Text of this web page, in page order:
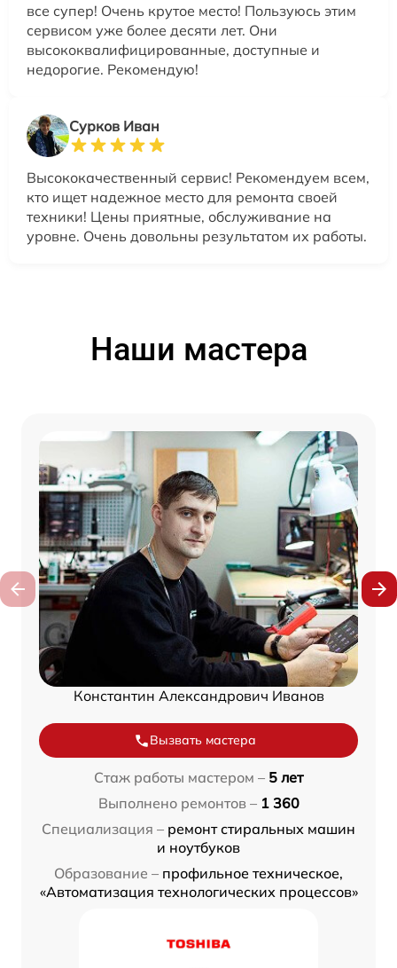
все супер! Очень крутое место! Пользуюсь этим
сервисом уже более десяти лет. Они
высококвалифицированные, доступные и
недорогие. Рекомендую!
Сурков Иван
Высококачественный сервис! Рекомендуем всем,
кто ищет надежное место для ремонта своей
техники! Цены приятные, обслуживание на
уровне. Очень довольны результатом их работы.
Наши мастера
Константин Александрович Иванов
Вызвать мастера
Стаж работы мастером – 5 лет
Выполнено ремонтов – 1 360
Специализация – ремонт стиральных машин
и ноутбуков
Образование – профильное техническое,
«Автоматизация технологических процессов»